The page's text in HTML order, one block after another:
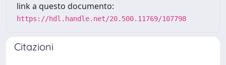
link a questo documento:
https://hdl.handle.net/20.500.11769/107798
Citazioni